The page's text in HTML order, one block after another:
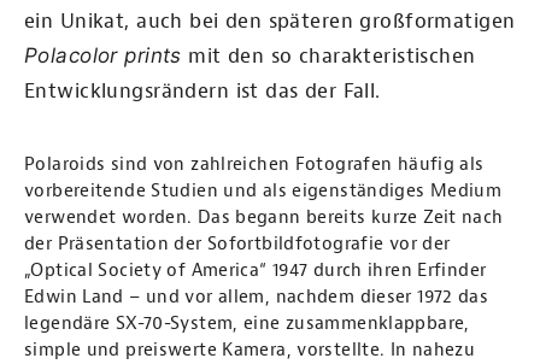
ein Unikat, auch bei den späteren großformatigen
Polacolor prints mit den so charakteristischen
Entwicklungsrändern ist das der Fall.
Polaroids sind von zahlreichen Fotografen häufig als
vorbereitende Studien und als eigenständiges Medium
verwendet worden. Das begann bereits kurze Zeit nach
der Präsentation der Sofortbildfotografie vor der
„Optical Society of America“ 1947 durch ihren Erfinder
Edwin Land – und vor allem, nachdem dieser 1972 das
legendäre SX-70-System, eine zusammenklappbare,
simple und preiswerte Kamera, vorstellte. In nahezu